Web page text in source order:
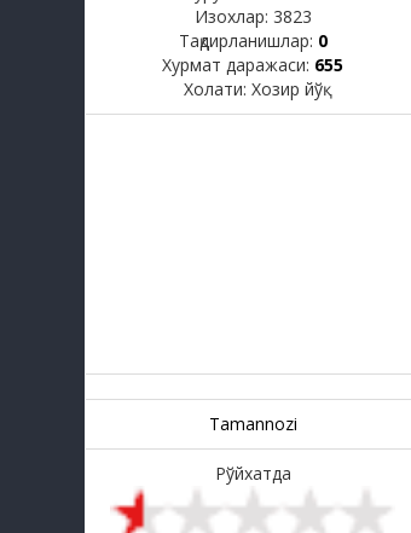
Изохлар: 3823
Тақдирланишлар: 0
Хурмат даражаси: 655
Холати: Хозир йўқ
Tamannozi
Рўйхатда